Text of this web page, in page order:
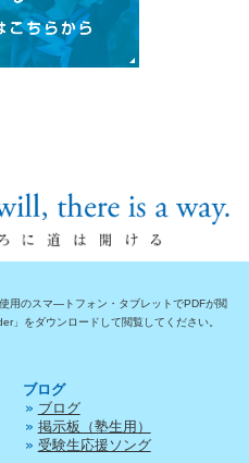
用のスマ―トフォン・タブレットでPDFが閲
」をダウンロードして閲覧してください。
ブログ
ブログ
掲示板（塾生用）
受験生応援ソング